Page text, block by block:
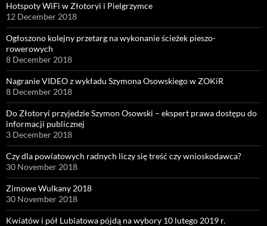
Hotspoty WiFi w Złotoryi i Pielgrzymce
12 December 2018
Ogłoszono kolejny przetarg na wykonanie ścieżek pieszo-
rowerowych
8 December 2018
Nagranie VIDEO z wykładu Szymona Osowskiego w ZOKiR
8 December 2018
Do Złotoryi przyjedzie Szymon Osowski – ekspert prawa dostępu do
informacji publicznej
3 December 2018
Czy dla powiatowych radnych liczy się treść czy wnioskodawca?
30 November 2018
Zimowe Wulkany 2018
30 November 2018
Kwiatów i pół Lubiatowa pójdą na wybory 10 lutego 2019 r.